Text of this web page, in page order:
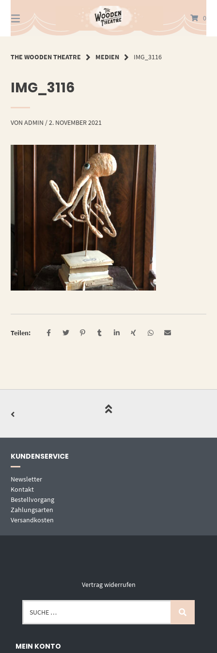
zum
Inhalt
0
THE WOODEN THEATRE MEDIEN IMG_3116
IMG_3116
VONADMIN /2. NOVEMBER 2021
Teilen:
KUNDENSERVICE
Newsletter
Kontakt
Bestellvorgang
Zahlungsarten
Versandkosten
Vertrag widerrufen
MEIN KONTO